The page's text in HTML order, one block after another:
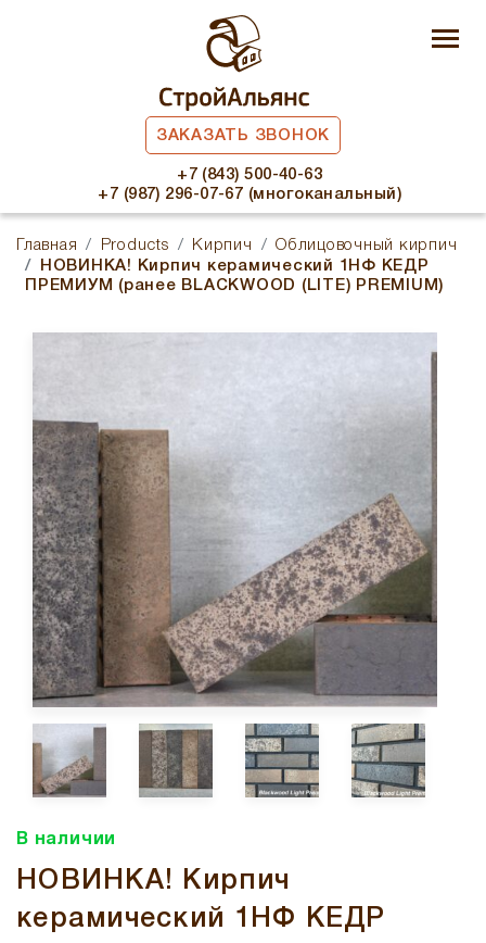
ЗАКАЗАТЬ ЗВОНОК
+7 (843) 500-40-63
+7 (987) 296-07-67 (многоканальный)
Главная Products Кирпич
Облицовочный кирпич
НОВИНКА! Кирпич керамический 1НФ КЕДР
ПРЕМИУМ (ранее BLACKWOOD (LITE) PREMIUM)
В наличии
НОВИНКА! Кирпич
керамический 1НФ КЕДР